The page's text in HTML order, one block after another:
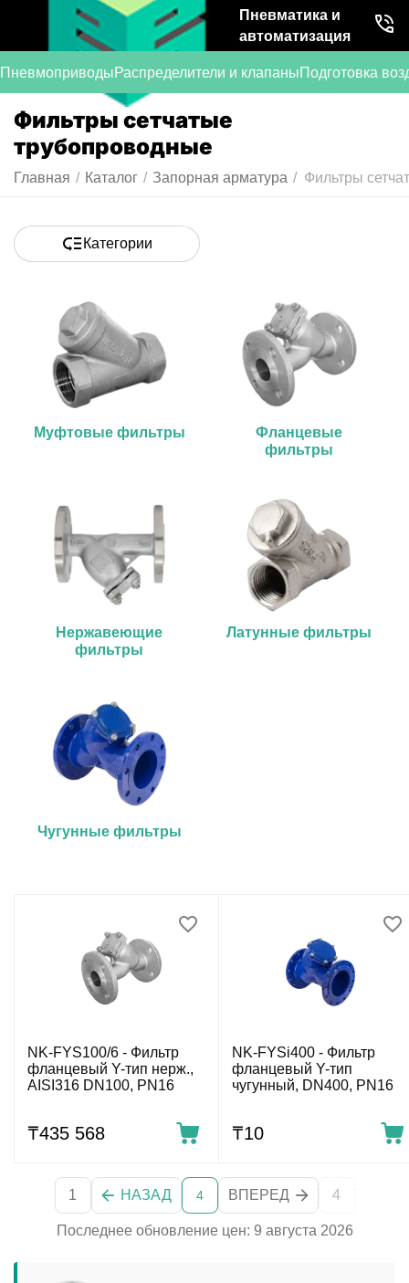
Пневматика и
автоматизация
ПневмоприводыРаспределители и клапаныПодготовка
Фильтры сетчатые
трубопроводные
Главная / Каталог / Запорная арматура / Фильтры
Категории
Муфтовые фильтры
Фланцевые
фильтры
Нержавеющие
фильтры
Латунные фильтры
Чугунные фильтры
NK-FYS100/6 - Фильтр
фланцевый Y-тип нерж.,
AISI316 DN100, PN16
₸435 568
NK-FYSi400 - Фильтр
фланцевый Y-тип
чугунный, DN400, PN16
₸‍10‍
1 НАЗАД 4 ВПЕРЕД 4
Последнее обновление цен: 9 августа 2026